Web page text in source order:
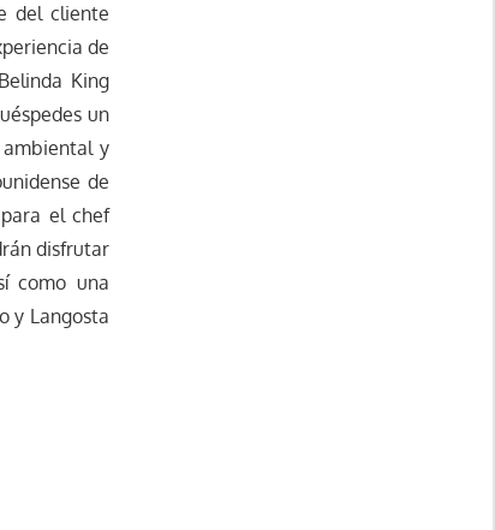
del cliente
de
King
un
y
de
el chef
disfrutar
como una
y Langosta